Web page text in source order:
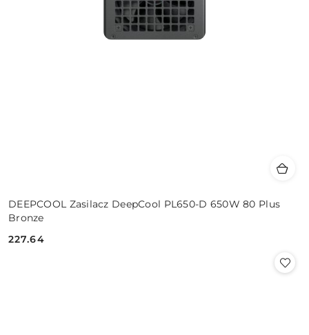
DEEPCOOL Zasilacz DeepCool PL650-D 650W 80 Plus
Bronze
Cena:
227.64